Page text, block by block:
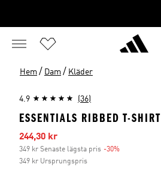
Hem / Dam / Kläder
4.9 (36)
ESSENTIALS RIBBED T-SHIRT
Reapris
244,30 kr
349 kr Senaste lägsta pris -30%
349 kr Ursprungspris